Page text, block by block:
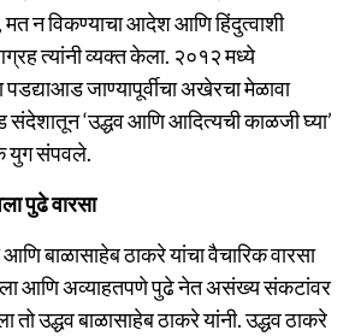
मत न विकण्याचा आदेश आणि हिंदुत्वाशी
त्यांनी व्यक्त केला. २०१२ मध्ये
पडद्याआड जाण्यापूर्वीचा अखेरचा मेळावा
संदेशातून ‘उद्धव आणि आदित्यची काळजी घ्या’
युग संपवले.
पुढे वारसा
आणि बाळासाहेब ठाकरे यांचा वैचारिक वारसा
आणि अव्याहतपणे पुढे नेत असंख्य संकटांवर
उद्धव बाळासाहेब ठाकरे यांनी. उद्धव ठाकरे